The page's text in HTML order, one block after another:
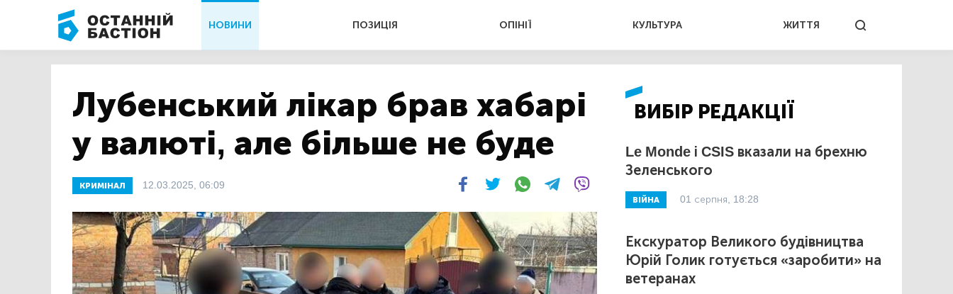
НОВИНИ ПОЗИЦІЯ ОПІНІЇ КУЛЬТУРА ЖИТТЯ
Лубенський лікар брав хабарі
у валюті, але більше не буде
КРИМІНАЛ 12.03.2025, 06:09
ВИБІР РЕДАКЦІЇ
Le Monde і CSIS вказали на брехню
Зеленського
ВІЙНА 01 серпня, 18:28
Екскуратор Великого будівництва
Юрій Голик готується «заробити» на
ветеранах